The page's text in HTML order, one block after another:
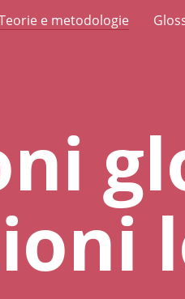
e metodologie